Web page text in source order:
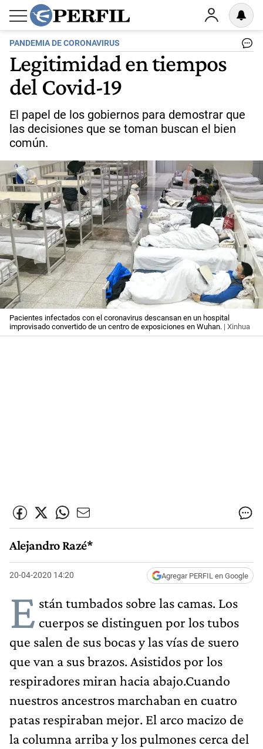
PANDEMIA DE CORONAVIRUS
Legitimidad en tiempos
del Covid-19
El papel de los gobiernos para demostrar que
las decisiones que se toman buscan el bien
común.
Pacientes infectados con el coronavirus descansan en un hospital
improvisado convertido de un centro de exposiciones en Wuhan. | Xinhua
Alejandro Razé*
20-04-2020 14:20 Agregar PERFIL en Google
E stán tumbados sobre las camas. Los
cuerpos se distinguen por los tubos
que salen de sus bocas y las vías de suero
que van a sus brazos. Asistidos por los
respiradores miran hacia abajo.Cuando
nuestros ancestros marchaban en cuatro
patas respiraban mejor. El arco macizo de
la columna arriba y los pulmones cerca del